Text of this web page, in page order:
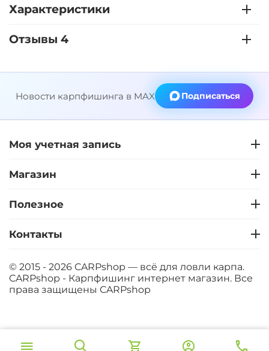
Характеристики
Отзывы 4
Новости карпфишинга в MAX Подписаться
Моя учетная запись
Магазин
Полезное
Контакты
© 2015 - 2026 CARPshop — всё для ловли карпа.
CARPshop - Карпфишинг интернет магазин. Все
права защищены CARPshop
‍8 067‍ В корзину